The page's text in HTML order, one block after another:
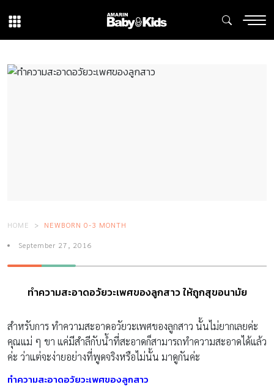
HOME NEWBORN 0-3 MONTH
September 27, 2016
ทำความสะอาดอวัยวะเพศของลูกสาว ให้ถูกสุขอนามัย
สำหรับการ ทำความสะอาดอวัยวะเพศของลูกสาว นั้นไม่ยากเลยค่ะ
คุณแม่ ๆ ขา แค่มีสำลีกับน้ำที่สะอาดก็สามารถทำความสะอาดได้แล้ว
ค่ะ ว่าแต่จะง่ายอย่างที่พูดจริงหรือไม่นั้น มาดูกันค่ะ
ทำความสะอาดอวัยวะเพศของลูกสาว